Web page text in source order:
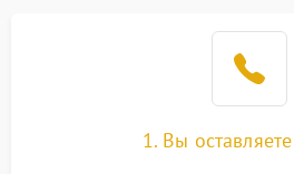
1. Вы